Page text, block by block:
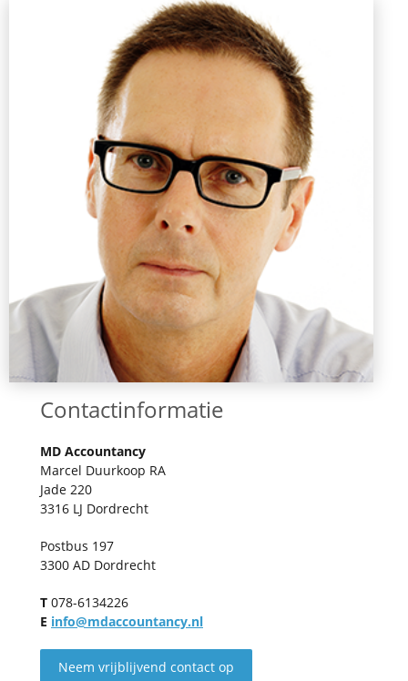
Contactinformatie
MD Accountancy
Marcel Duurkoop RA
Jade 220
3316 LJ Dordrecht
Postbus 197
3300 AD Dordrecht
T 078-6134226
E info@mdaccountancy.nl
Neem vrijblijvend contact op